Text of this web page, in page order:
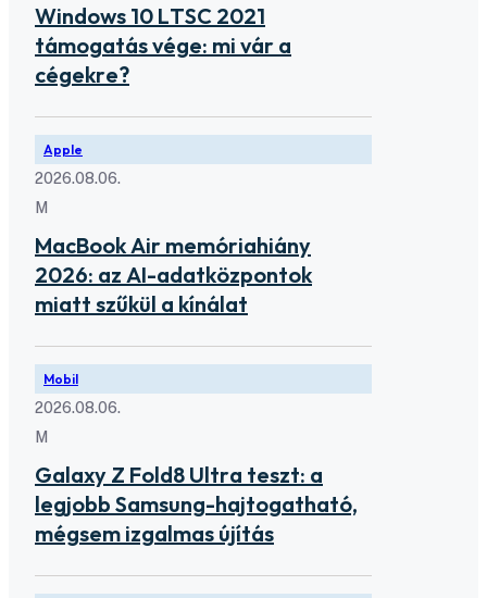
Windows 10 LTSC 2021
támogatás vége: mi vár a
cégekre?
Apple
2026.08.06.
M
MacBook Air memóriahiány
2026: az AI-adatközpontok
miatt szűkül a kínálat
Mobil
2026.08.06.
M
Galaxy Z Fold8 Ultra teszt: a
legjobb Samsung-hajtogatható,
mégsem izgalmas újítás